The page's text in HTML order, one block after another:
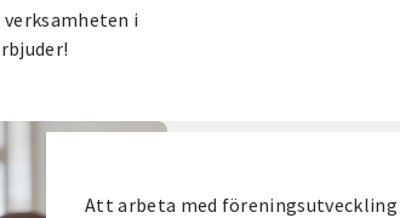
i
Att arbeta med